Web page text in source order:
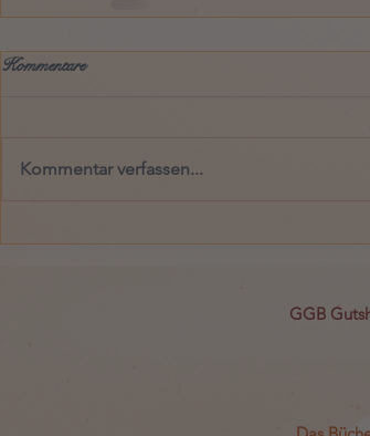
Kommentare
Kommentar verfassen...
GGB